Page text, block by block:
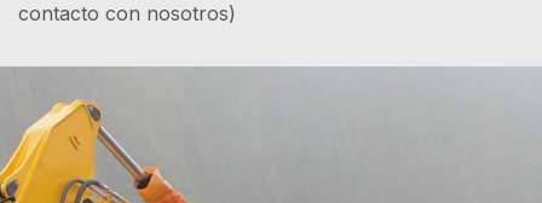
contacto con nosotros)